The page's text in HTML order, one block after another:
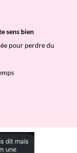
sens bien
pour perdre du